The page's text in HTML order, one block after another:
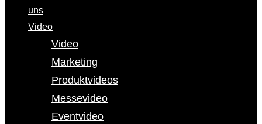
uns
Video
Video
Marketing
Produktvideos
Messevideo
Eventvideo